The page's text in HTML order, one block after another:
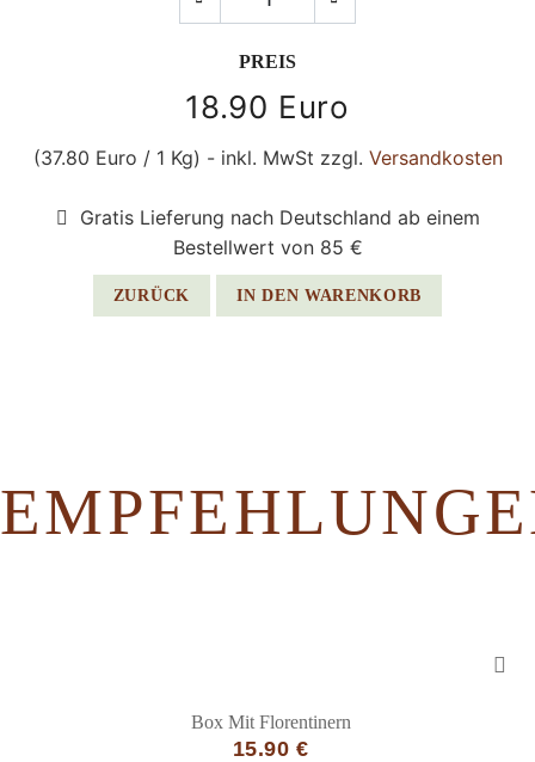
MENGE VERRINGERN
PREIS
18.90 Euro
(37.80 Euro / 1 Kg) - inkl. MwSt zzgl. Versandkosten
Gratis Lieferung nach Deutschland ab einem
Bestellwert von 85 €
ZURÜCK IN DEN WARENKORB
Box Mit Florentinern
15.90 €